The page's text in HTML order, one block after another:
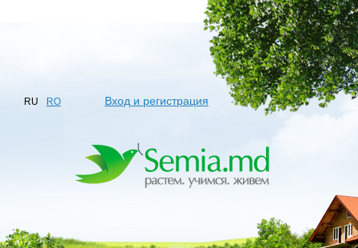
RU RO Вход и регистрация